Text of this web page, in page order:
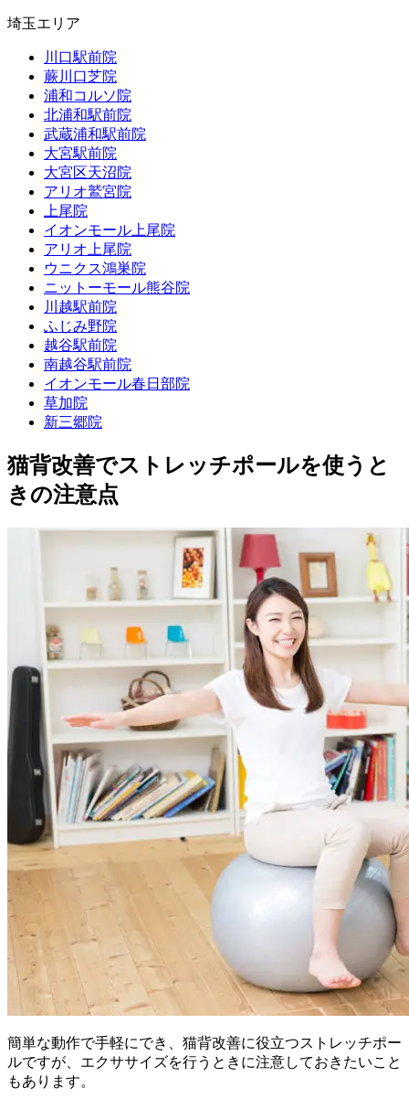
埼玉エリア
川口駅前院
蕨川口芝院
浦和コルソ院
北浦和駅前院
武蔵浦和駅前院
大宮駅前院
大宮区天沼院
アリオ鷲宮院
上尾院
イオンモール上尾院
アリオ上尾院
ウニクス鴻巣院
ニットーモール熊谷院
川越駅前院
ふじみ野院
越谷駅前院
南越谷駅前院
イオンモール春日部院
草加院
新三郷院
猫背改善でストレッチポールを使うと
きの注意点
簡単な動作で手軽にでき、猫背改善に役立つストレッチポー
ルですが、エクササイズを行うときに注意しておきたいこと
もあります。